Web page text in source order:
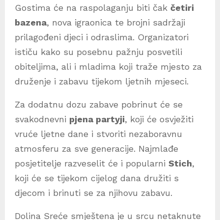
Gostima će na raspolaganju biti čak četiri
bazena, nova igraonica te brojni sadržaji
prilagođeni djeci i odraslima. Organizatori
ističu kako su posebnu pažnju posvetili
obiteljima, ali i mladima koji traže mjesto za
druženje i zabavu tijekom ljetnih mjeseci.
Za dodatnu dozu zabave pobrinut će se
svakodnevni pjena partyji, koji će osvježiti
vruće ljetne dane i stvoriti nezaboravnu
atmosferu za sve generacije. Najmlađe
posjetitelje razveselit će i popularni Stich,
koji će se tijekom cijelog dana družiti s
djecom i brinuti se za njihovu zabavu.
Dolina Sreće smještena je u srcu netaknute